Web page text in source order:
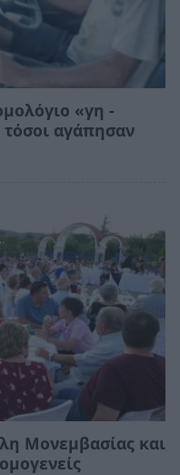
«γη -
αγάπησαν
Μονεμβασίας και